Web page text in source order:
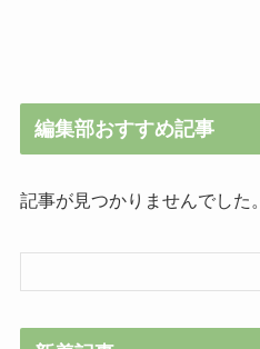
編集部おすすめ記事
記事が見つかりませんでした。